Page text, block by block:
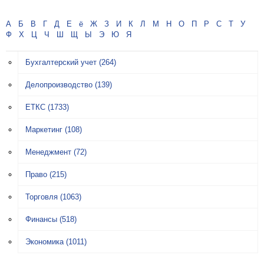
А Б В Г Д Е ё Ж З И К Л М Н О П Р С Т
У
Ф
Х Ц Ч Ш Щ Ы Э Ю Я
Бухгалтерский учет (264)
Делопроизводство (139)
ЕТКС (1733)
Маркетинг (108)
Менеджмент (72)
Право (215)
Торговля (1063)
Финансы (518)
Экономика (1011)